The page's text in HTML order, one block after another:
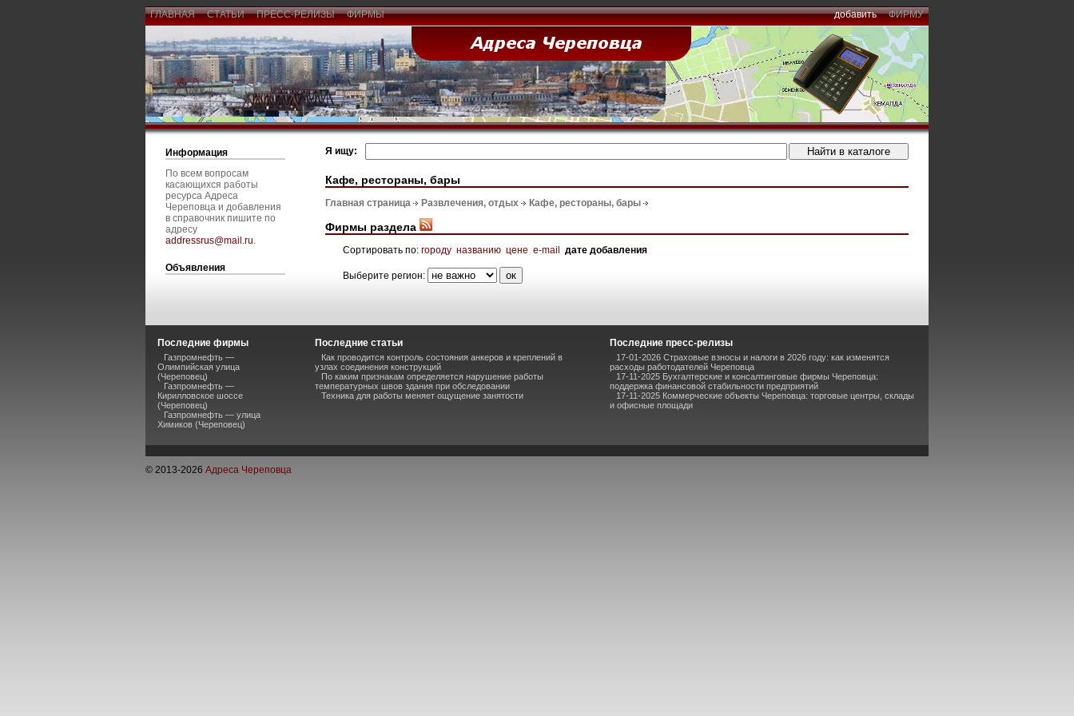
ГЛАВНАЯ СТАТЬИ ПРЕСС-РЕЛИЗЫ ФИРМЫ добавить ФИРМУ
Информация
По всем вопросам
касающихся работы
ресурса Адреса
Череповца и добавления
в справочник пишите по
адресу
addressrus@mail.ru.
Объявления
Я ищу:
Кафе, рестораны, бары
Главная страница Развлечения, отдых Кафе, рестораны, бары
Фирмы раздела
Сортировать по: городу названию цене e-mail дате добавления
Выберите регион:
Последние фирмы
Газпромнефть —
Олимпийская улица
(Череповец)
Газпромнефть —
Кирилловское шоссе
(Череповец)
Газпромнефть — улица
Химиков (Череповец)
Последние статьи
Как проводится контроль состояния анкеров и креплений в
узлах соединения конструкций
По каким признакам определяется нарушение работы
температурных швов здания при обследовании
Техника для работы меняет ощущение занятости
Последние пресс-релизы
17-01-2026 Страховые взносы и налоги в 2026 году: как изменятся
расходы работодателей Череповца
17-11-2025 Бухгалтерские и консалтинговые фирмы Череповца:
поддержка финансовой стабильности предприятий
17-11-2025 Коммерческие объекты Череповца: торговые центры, склады
и офисные площади
© 2013-2026 Адреса Череповца